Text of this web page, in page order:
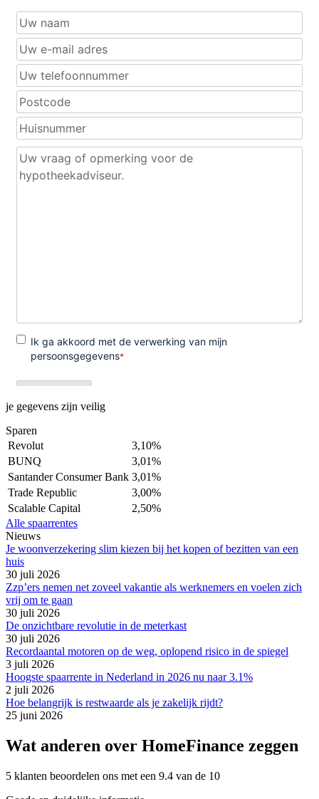
je gegevens zijn veilig
Sparen
Revolut
3,10%
BUNQ
3,01%
Santander Consumer Bank 3,01%
Trade Republic
3,00%
Scalable Capital
2,50%
Alle spaarrentes
Nieuws
Je woonverzekering slim kiezen bij het kopen of bezitten van een
huis
30 juli 2026
Zzp’ers nemen net zoveel vakantie als werknemers en voelen zich
vrij om te gaan
30 juli 2026
De onzichtbare revolutie in de meterkast
30 juli 2026
Recordaantal motoren op de weg, oplopend risico in de spiegel
3 juli 2026
Hoogste spaarrente in Nederland in 2026 nu naar 3.1%
2 juli 2026
Hoe belangrijk is restwaarde als je zakelijk rijdt?
25 juni 2026
Wat anderen over HomeFinance zeggen
5 klanten beoordelen ons met een 9.4 van de 10